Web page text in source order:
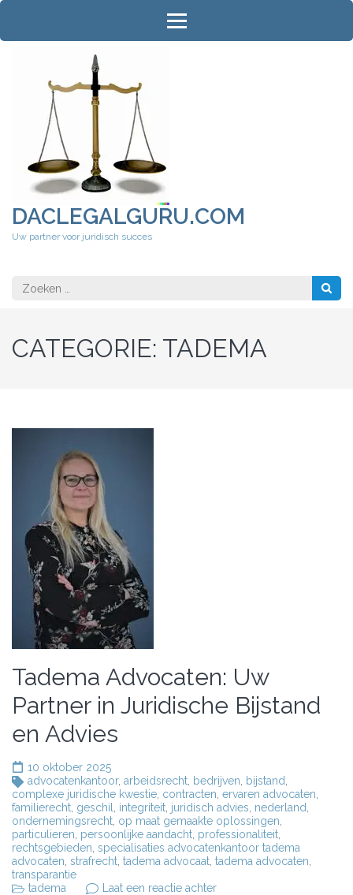
Ga
inhoud
DACLEGALGURU.COM
Uw partner voor juridisch succes
Zoeken
naar:
CATEGORIE: TADEMA
Tadema Advocaten: Uw
Partner in Juridische Bijstand
en Advies
10 oktober 2025
advocatenkantoor, arbeidsrecht bedrijven bijstand
complexe juridische kwestie contracten ervaren advocaten
familierecht geschil integriteit juridisch advies nederland
ondernemingsrecht op maat gemaakte oplossingen
particulieren persoonlijke aandacht professionaliteit
rechtsgebieden specialisaties advocatenkantoor tadema
advocaten strafrecht tadema advocaat tadema advocaten
transparantie
tadema
Laat een reactie achterop